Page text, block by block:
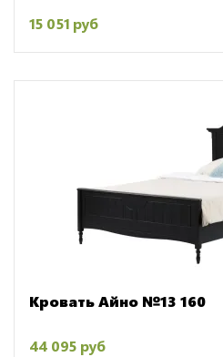
15 051 руб
Кровать Айно №13 160
44 095 руб